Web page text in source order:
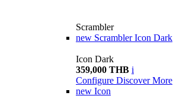
Scrambler
new Scrambler Icon Dark
Icon Dark
359,000 THB i
Configure Discover More
new Icon